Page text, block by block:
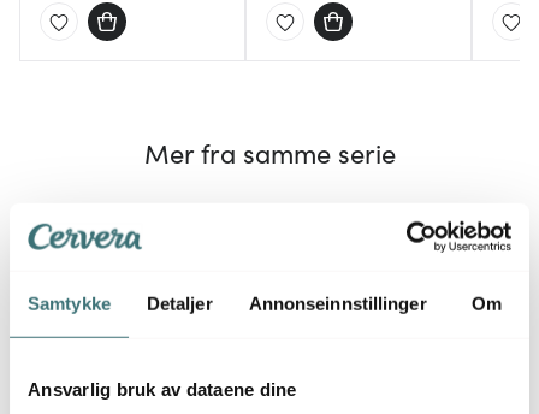
Samtykke Detaljer Annonseinnstillinger Om
Ansvarlig bruk av dataene dine
Mer fra samme serie
30%